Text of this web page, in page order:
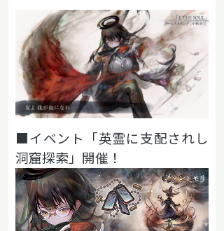
■イベント「英霊に支配されし
洞窟探索」開催！